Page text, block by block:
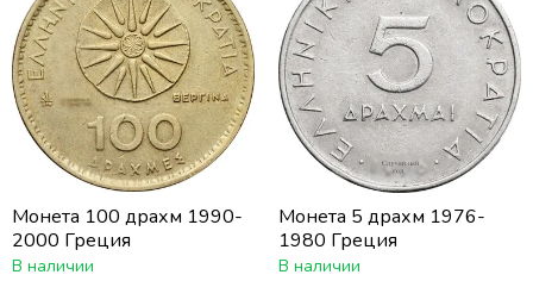
Монета 100 драхм 1990-
2000 Греция
В наличии
Монета 5 драхм 1976-
1980 Греция
В наличии